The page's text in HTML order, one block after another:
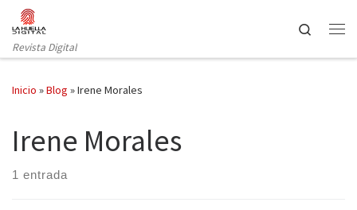
Saltar al contenido
Revista Digital
Search
Inicio »Blog »Irene Morales
Irene Morales
1 entrada